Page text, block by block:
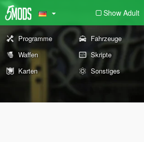
Show Adult
Programme Fahrzeuge
Waffen
Skripte
Karten
Sonstiges